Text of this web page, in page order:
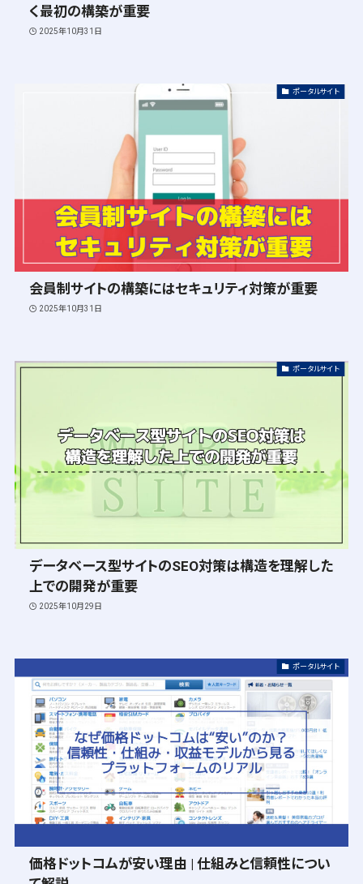
く最初の構築が重要
2025年10月31日
ポータルサイト
会員制サイトの構築にはセキュリティ対策が重要
2025年10月31日
ポータルサイト
データベース型サイトのSEO対策は構造を理解した
上での開発が重要
2025年10月29日
ポータルサイト
価格ドットコムが安い理由 | 仕組みと信頼性につい